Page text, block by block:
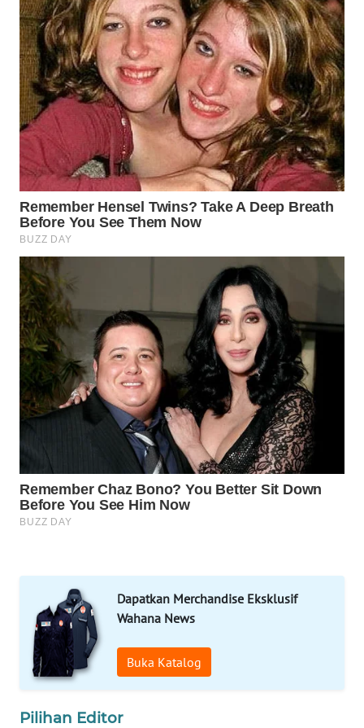
Dapatkan Merchandise Eksklusif
Wahana News
Buka Katalog
Pilihan Editor
KONSUMEN
LISTRIK
MASYARAKAT
KELISTRIKAN
WALINKI
ID
MAWAKA
ID
MARTABAT
NET
PLN
WATCH
MKLI
LPKKI
LKKI
KOPEKLIN
KONSUMEN
FORWAMKI
ALPERKLINAS
FORJASIDA